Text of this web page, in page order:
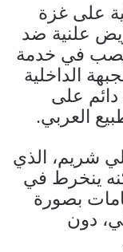
على غزة
علنية ضد
يصب في خدمة
الداخلية
على
العربي.
شريم، الذي
ينخرط في
بصورة
دون